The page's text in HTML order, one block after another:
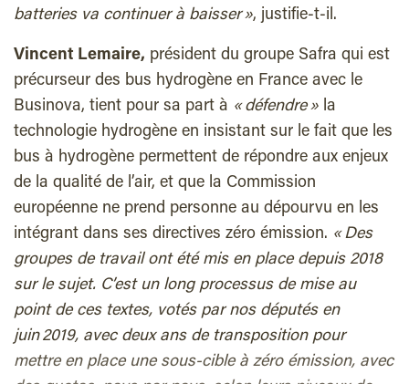
batteries va continuer à baisser », justifie-t-il.
Vincent Lemaire, président du groupe Safra qui est
précurseur des bus hydrogène en France avec le
Businova, tient pour sa part à « défendre » la
technologie hydrogène en insistant sur le fait que les
bus à hydrogène permettent de répondre aux enjeux
de la qualité de l’air, et que la Commission
européenne ne prend personne au dépourvu en les
intégrant dans ses directives zéro émission. « Des
groupes de travail ont été mis en place depuis 2018
sur le sujet. C’est un long processus de mise au
point de ces textes, votés par nos députés en
juin 2019, avec deux ans de transposition pour
mettre en place une sous-cible à zéro émission, avec